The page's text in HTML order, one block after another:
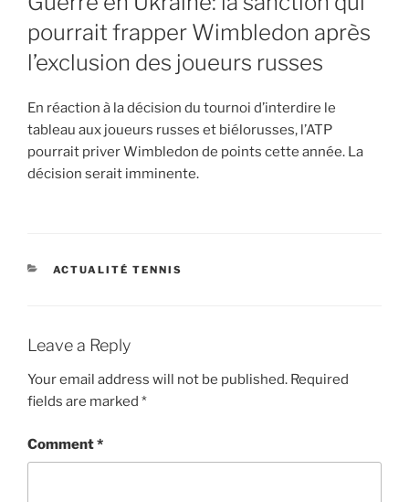
pourrait frapper Wimbledon après
l’exclusion des joueurs russes
En réaction à la décision du tournoi d’interdire le
tableau aux joueurs russes et biélorusses, l’ATP
pourrait priver Wimbledon de points cette année. La
décision serait imminente.
CATEGORIES
ACTUALITÉ TENNIS
Leave a Reply
Your email address will not be published. Required
fields are marked *
Comment*